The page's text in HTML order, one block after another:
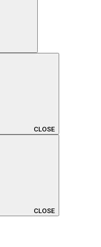
CLOSE
CLOSE